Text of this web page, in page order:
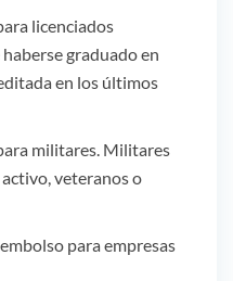
licenciados
graduado en
en los últimos
militares. Militares
veteranos o
para empresas